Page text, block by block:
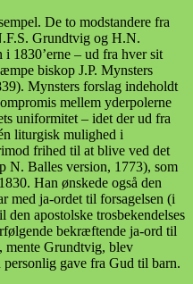
De to modstandere fra
Grundtvig og H.N.
1830’erne – ud fra hver sit
biskop J.P. Mynsters
Mynsters forslag indeholdt
mellem yderpolerne
uniformitet – idet der ud fra
liturgisk mulighed i
frihed til at blive ved det
N. Balles version, 1773), som
Han ønskede også den
med ja-ordet til forsagelsen (i
apostolske trosbekendelses
bekræftende ja-ord til
mente Grundtvig, blev
personlig gave fra Gud til barn.